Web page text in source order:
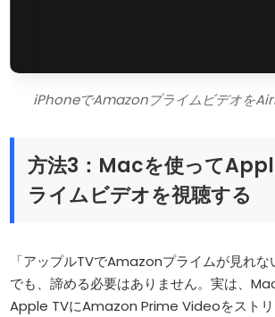
iPhoneでAmazonプライムビデオを
方法3：Macを使って
ライムビデオを視聴する
「アップルTVでAmazonプライムが見れな
でも、諦める必要はありません。実は、
Apple TVにAmazon Prime Videoをストリ